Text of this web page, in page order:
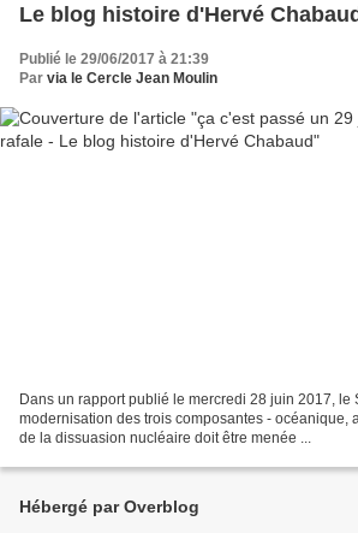
Le blog histoire d'Hervé
Publié le 29/06/2017 à 21:39
Par via le Cercle Jean Moulin
Dans un rapport publié le mercredi 28 juin 2017, le
modernisation des trois composantes - océanique,
de la dissuasion nucléaire doit être menée ...
Hébergé par Overblog